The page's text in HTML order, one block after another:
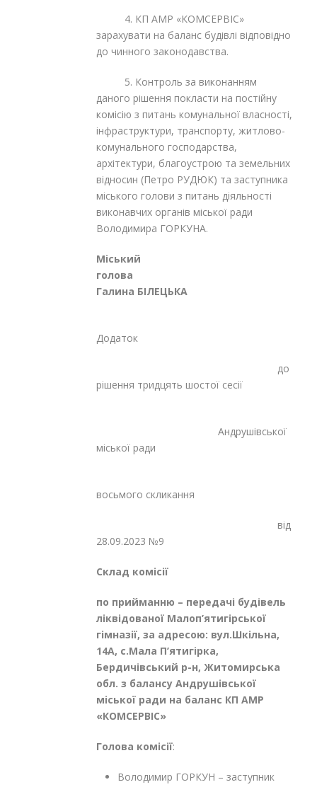
4. КП АМР «КОМСЕРВІС»
зарахувати на баланс будівлі відповідно
до чинного законодавства.
5. Контроль за виконанням
даного рішення покласти на постійну
комісію з питань комунальної власності,
інфраструктури, транспорту, житлово-
комунального господарства,
архітектури, благоустрою та земельних
відносин (Петро РУДЮК) та заступника
міського голови з питань діяльності
виконавчих органів міської ради
Володимира ГОРКУНА.
Міський
Галина БІЛЕЦЬКА
Додаток
до
рішення тридцять шостої сесії
Андрушівської
міської ради
восьмого скликання
від
28.09.2023 №9
Склад комісії
по прийманню – передачі будівель
ліквідованої Малоп’ятигірської
гімназії, за адресою: вул.Шкільна,
14А, с.Мала П’ятигірка,
Бердичівський р-н, Житомирська
обл. з балансу Андрушівської
міської ради на баланс КП АМР
«КОМСЕРВІС»
Голова комісії:
Володимир ГОРКУН – заступник